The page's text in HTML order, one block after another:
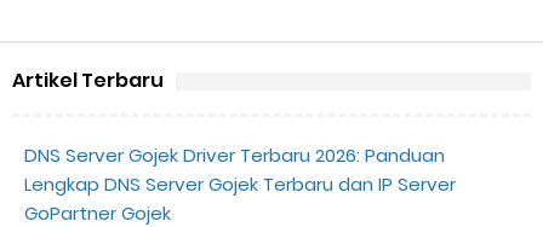
Artikel Terbaru
DNS Server Gojek Driver Terbaru 2026: Panduan
Lengkap DNS Server Gojek Terbaru dan IP Server
GoPartner Gojek